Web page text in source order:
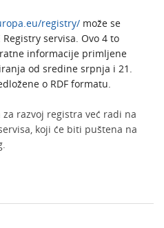
registry/ može se
servisa. Ovo 4 to
informacije primljene
od sredine srpnja i 21.
o RDF formatu.
za razvoj registra već radi na
koji će biti puštena na